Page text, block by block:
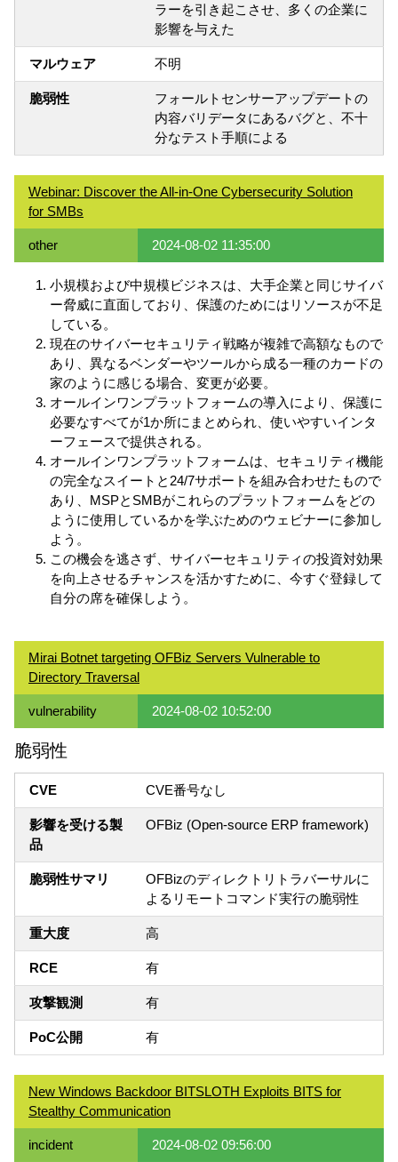
ラーを引き起こさせ、多くの企業に
影響を与えた
マルウェア 不明
脆弱性
フォールトセンサーアップデートの
内容バリデータにあるバグと、不十
分なテスト手順による
Webinar: Discover the All-in-One Cybersecurity Solution
for SMBs
other 2024-08-02 11:35:00
小規模および中規模ビジネスは、大手企業と同じサイバ
ー脅威に直面しており、保護のためにはリソースが不足
している。
現在のサイバーセキュリティ戦略が複雑で高額なもので
あり、異なるベンダーやツールから成る一種のカードの
家のように感じる場合、変更が必要。
オールインワンプラットフォームの導入により、保護に
必要なすべてが1か所にまとめられ、使いやすいインタ
ーフェースで提供される。
オールインワンプラットフォームは、セキュリティ機能
の完全なスイートと24/7サポートを組み合わせたもので
あり、MSPとSMBがこれらのプラットフォームをどの
ように使用しているかを学ぶためのウェビナーに参加し
よう。
この機会を逃さず、サイバーセキュリティの投資対効果
を向上させるチャンスを活かすために、今すぐ登録して
自分の席を確保しよう。
Mirai Botnet targeting OFBiz Servers Vulnerable to
Directory Traversal
vulnerability 2024-08-02 10:52:00
脆弱性
CVE CVE番号なし
影響を受ける製
品
OFBiz (Open-source ERP framework)
脆弱性サマリ
OFBizのディレクトリトラバーサルに
よるリモートコマンド実行の脆弱性
重大度 高
RCE 有
攻撃観測 有
PoC公開 有
New Windows Backdoor BITSLOTH Exploits BITS for
Stealthy Communication
incident 2024-08-02 09:56:00